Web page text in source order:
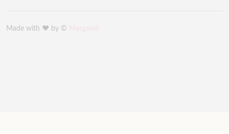
Made with ♥️ by ©